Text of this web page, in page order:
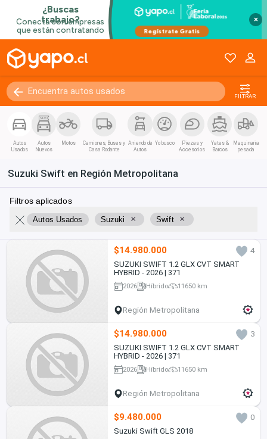
×
FILTRAR
Autos
Usados
Autos
Nuevos
Motos
Camiones, Buses y
Casa Rodante
Arriendo de
Autos
Yo busco
Piezas y
Accesorios
Yates &
Barcos
Maquinaria
pesada
Suzuki Swift en Región Metropolitana
Filtros aplicados
Autos Usados Suzuki × Swift ×
$14.980.000
4
SUZUKI SWIFT 1.2 GLX CVT SMART
HYBRID - 2026 | 371
2026 Híbrido 11650 km
Región Metropolitana
$14.980.000
3
SUZUKI SWIFT 1.2 GLX CVT SMART
HYBRID - 2026 | 371
2026 Híbrido 11650 km
Región Metropolitana
$9.480.000
0
Suzuki Swift GLS 2018